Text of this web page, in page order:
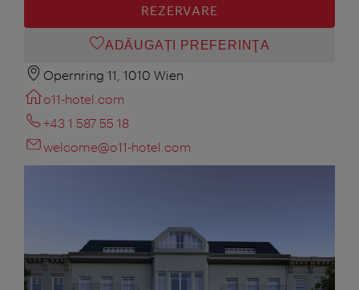
REZERVARE
ADĂUGAȚI PREFERINŢA
Opernring 11, 1010 Wien
o11-hotel.com
+43 1 587 55 18
welcome@o11-hotel.com